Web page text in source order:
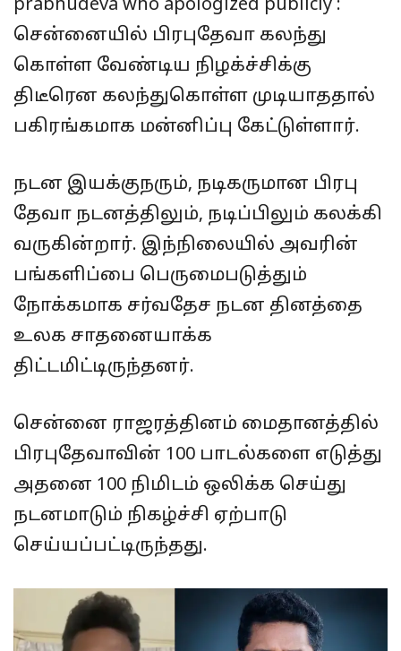
prabhudeva who apologized publicly :
சென்னையில் பிரபுதேவா கலந்து
கொள்ள வேண்டிய நிழக்ச்சிக்கு
திடீரென கலந்துகொள்ள முடியாததால்
பகிரங்கமாக மன்னிப்பு கேட்டுள்ளார்.
நடன இயக்குநரும், நடிகருமான பிரபு
தேவா நடனத்திலும், நடிப்பிலும் கலக்கி
வருகின்றார். இந்நிலையில் அவரின்
பங்களிப்பை பெருமைபடுத்தும்
நோக்கமாக சர்வதேச நடன தினத்தை
உலக சாதனையாக்க
திட்டமிட்டிருந்தனர்.
சென்னை ராஜரத்தினம் மைதானத்தில்
பிரபுதேவாவின் 100 பாடல்களை எடுத்து
அதனை 100 நிமிடம் ஒலிக்க செய்து
நடனமாடும் நிகழ்ச்சி ஏற்பாடு
செய்யப்பட்டிருந்தது.